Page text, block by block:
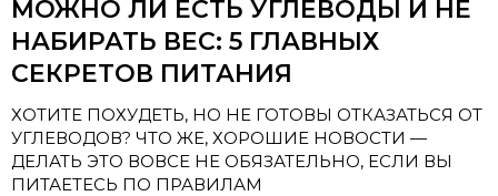
МОЖНО ЛИ ЕСТЬ УГЛЕВОДЫ И НЕ
НАБИРАТЬ ВЕС: 5 ГЛАВНЫХ
СЕКРЕТОВ ПИТАНИЯ
ХОТИТЕ ПОХУДЕТЬ, НО НЕ ГОТОВЫ ОТКАЗАТЬСЯ ОТ
УГЛЕВОДОВ? ЧТО ЖЕ, ХОРОШИЕ НОВОСТИ —
ДЕЛАТЬ ЭТО ВОВСЕ НЕ ОБЯЗАТЕЛЬНО, ЕСЛИ ВЫ
ПИТАЕТЕСЬ ПО ПРАВИЛАМ